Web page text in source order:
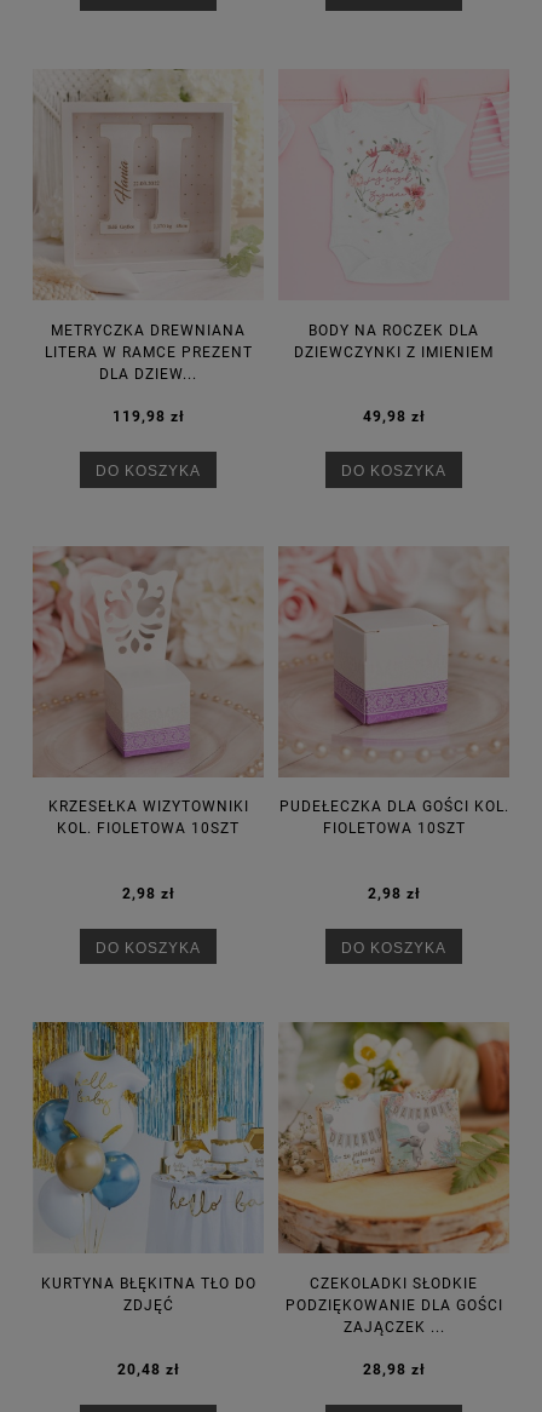
METRYCZKA DREWNIANA
LITERA W RAMCE PREZENT
DLA DZIEW...
119,98 zł
DO KOSZYKA
BODY NA ROCZEK DLA
DZIEWCZYNKI Z IMIENIEM
49,98 zł
DO KOSZYKA
KRZESEŁKA WIZYTOWNIKI
KOL. FIOLETOWA 10SZT
2,98 zł
DO KOSZYKA
PUDEŁECZKA DLA GOŚCI KOL.
FIOLETOWA 10SZT
2,98 zł
DO KOSZYKA
KURTYNA BŁĘKITNA TŁO DO
ZDJĘĆ
20,48 zł
CZEKOLADKI SŁODKIE
PODZIĘKOWANIE DLA GOŚCI
ZAJĄCZEK ...
28,98 zł